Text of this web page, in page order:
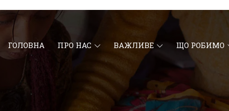
ГОЛОВНА ПРО НАС ВАЖЛИВЕ ЩО РОБИМО